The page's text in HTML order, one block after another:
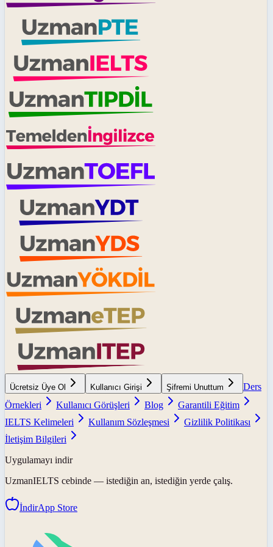
Ücretsiz Üye Ol Kullanıcı Girişi Şifremi Unuttum
Ders
Örnekleri
Kullanıcı Görüşleri Blog
Garantili Eğitim
IELTS Kelimeleri
Kullanım Sözleşmesi
Gizlilik Politikası
İletişim Bilgileri
Uygulamayı indir
UzmanIELTS cebinde — istediğin an, istediğin yerde çalış.
İndirApp Store